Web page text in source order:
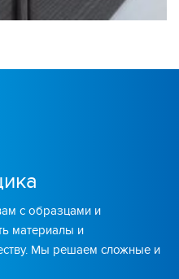
с образцами и
материалы и
Мы решаем сложные и